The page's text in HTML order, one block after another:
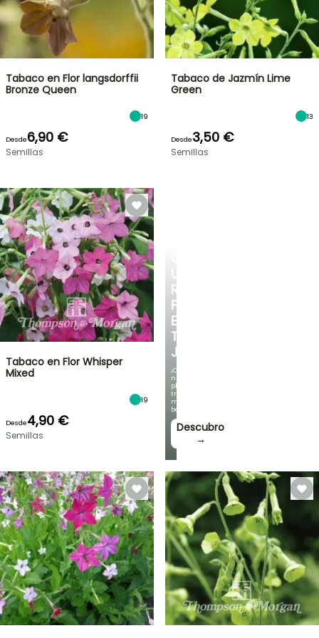
UN
RINCÓN
FRESCO
EN
TU
JARDÍN
¡Con
nuestras
plantas
trepadoras
más
bonitas!
Descubro
→
Tabaco en Flor langsdorffii
Bronze Queen
19
Desde6,90 €
Semillas
Tabaco de Jazmín Lime
Green
13
Desde3,50 €
Semillas
Tabaco en Flor Whisper
Mixed
19
Desde4,90 €
Semillas